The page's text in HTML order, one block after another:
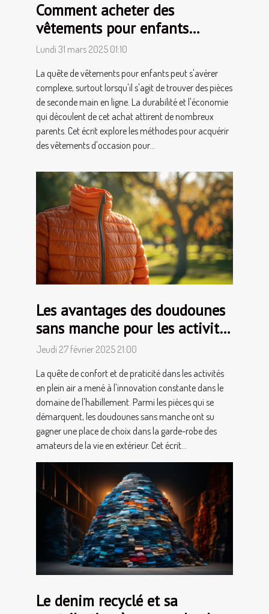
Comment acheter des
vêtements pour enfants
d'occasion en toute sécurité en
ligne
Lundi 31 mars 2025 01:10
La quête de vêtements pour enfants peut s'avérer
complexe, surtout lorsqu'il s'agit de trouver des pièces
de seconde main en ligne. La durabilité et l'économie
qui découlent de cet achat attirent de nombreux
parents. Cet écrit explore les méthodes pour acquérir
des vêtements d'occasion pour...
Les avantages des doudounes
sans manche pour les activités
en extérieur
Jeudi 27 février 2025 21:00
La quête de confort et de praticité dans les activités
en plein air a mené à l'innovation constante dans le
domaine de l'habillement. Parmi les pièces qui se
démarquent, les doudounes sans manche ont su
gagner une place de choix dans la garde-robe des
amateurs de la vie en extérieur. Cet écrit...
Le denim recyclé et sa